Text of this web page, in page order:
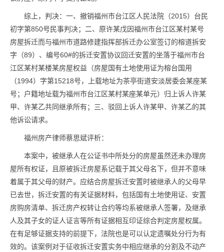
综上，判决：一、撤销福州市台江区人民法院（2015）台民
初字第850号民事判决；二、原许某戊因福州市台江区某村某号
房屋拆迁而与福州市道路修建指挥部拆迁办公室签订的榕道拆安
字（89）、编号60#的拆迁安置协议回迁安置的坐落于福州市台
江区某村某楼某房屋权益（房屋国有土地使用证为榕台国用
（1994）字第15218号，上载地址为茶亭街道安淡居委会某座某
号；户籍地址载为福州市台江区某村某座某单元）归上诉人许某
甲、许某乙共同继承所有；三、驳回上诉人许某甲、许某乙的其
他诉讼请求。
福州房产律师蔡思斌评析：
本案中，被继承人在公证书中所处分的房屋虽然还未办理房
屋所有权证，且原被拆迁房屋系记载于其父母名下，但并不意味
着属于其父母的财产。应结合房屋拆迁安置时被继承人的父母早
已去世，拆迁安置的有关证据材料，包括国有土地使用证、安置
房购房清单、拆迁房产权转让合约等均系被继承人签署，及继承
人及其子女的证人证言等所有证据相互印证综合判定房屋权属。
在有足够证据支持的前提下，法院也是可以认定遗嘱处分行为有
效的。该案例对于征收拆迁安置实务中相应继承的分割及不动产